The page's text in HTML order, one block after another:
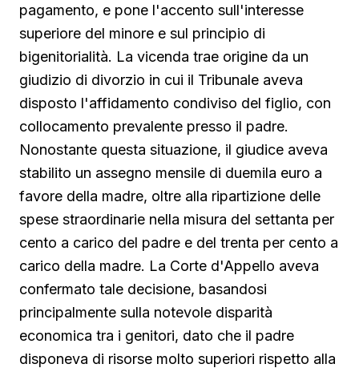
pagamento, e pone l'accento sull'interesse
superiore del minore e sul principio di
bigenitorialità. La vicenda trae origine da un
giudizio di divorzio in cui il Tribunale aveva
disposto l'affidamento condiviso del figlio, con
collocamento prevalente presso il padre.
Nonostante questa situazione, il giudice aveva
stabilito un assegno mensile di duemila euro a
favore della madre, oltre alla ripartizione delle
spese straordinarie nella misura del settanta per
cento a carico del padre e del trenta per cento a
carico della madre. La Corte d'Appello aveva
confermato tale decisione, basandosi
principalmente sulla notevole disparità
economica tra i genitori, dato che il padre
disponeva di risorse molto superiori rispetto alla